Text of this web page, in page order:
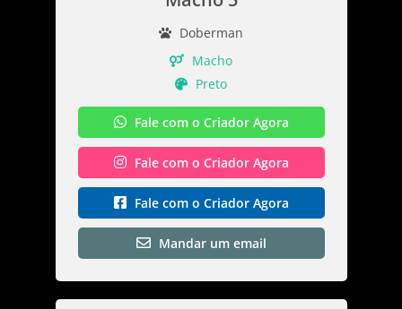
Doberman
Macho
Preto
Fale com o Criador Agora
Fale com o Criador Agora
Fale com o Criador Agora
Mandar um email